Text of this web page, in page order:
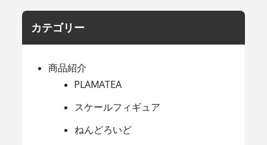
カテゴリー
商品紹介
PLAMATEA
スケールフィギュア
ねんどろいど